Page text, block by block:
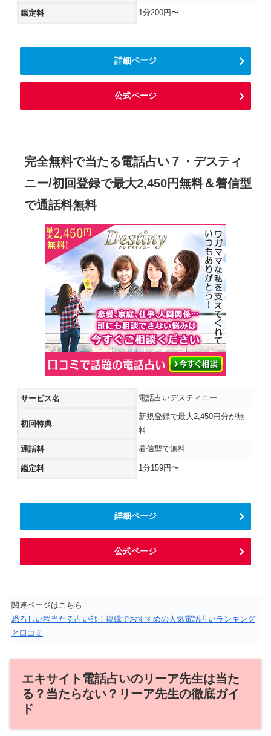
鑑定料 1分200円〜
詳細ページ
公式ページ
完全無料で当たる電話占い７・デスティ
ニー/初回登録で最大2,450円無料＆着信型
で通話料無料
サービス名 電話占いデスティニー
初回特典
新規登録で最大2,450円分が無
料
通話料 着信型で無料
鑑定料 1分159円〜
詳細ページ
公式ページ
関連ページはこちら
恐ろしい程当たる占い師！復縁でおすすめの人気電話占いランキング
と口コミ
エキサイト電話占いのリーア先生は当た
る？当たらない？リーア先生の徹底ガイ
ド